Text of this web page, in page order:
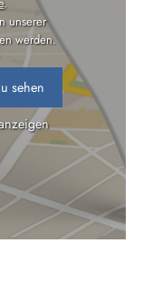
unserer
werden.
sehen